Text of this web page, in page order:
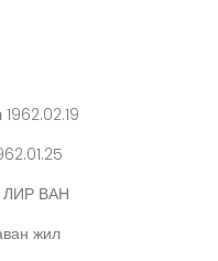
ЛИР ВАН
жил